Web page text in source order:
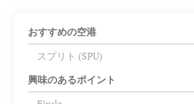
おすすめの空港
スプリト (SPU)
興味のあるポイント